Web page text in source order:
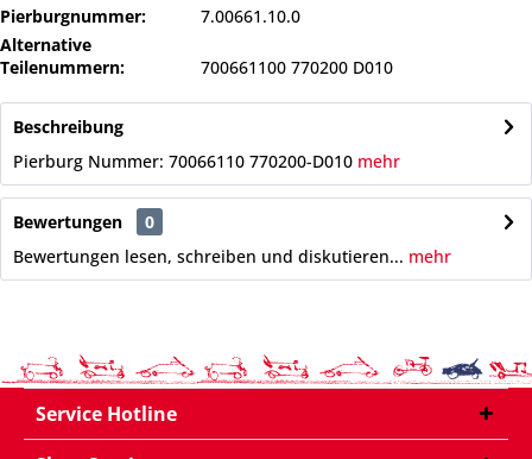
Pierburgnummer:
7.00661.10.0
Alternative
Teilenummern:
700661100 770200 D010
Beschreibung
Pierburg Nummer: 70066110 770200-D010 mehr
Bewertungen
0
Bewertungen lesen, schreiben und diskutieren... mehr
Service Hotline